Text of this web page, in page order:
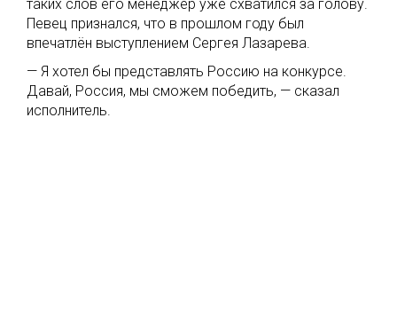
таких слов его менеджер уже схватился за голову.
Певец признался, что в прошлом году был
впечатлён выступлением Сергея Лазарева.
— Я хотел бы представлять Россию на конкурсе.
Давай, Россия, мы сможем победить, — сказал
исполнитель.